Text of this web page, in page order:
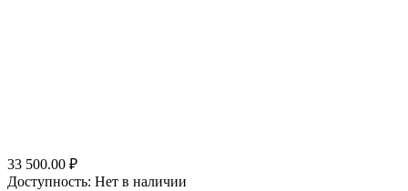
33 500.00 ₽
Доступность: Нет в наличии